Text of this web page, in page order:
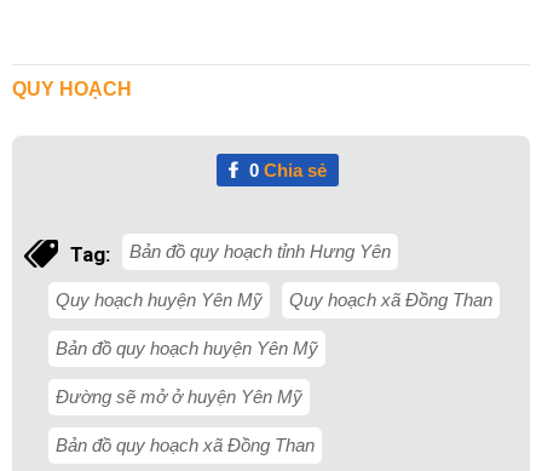
QUY HOẠCH
0Chia sẻ
Tag: Bản đồ quy hoạch tỉnh Hưng Yên
Quy hoạch huyện Yên Mỹ Quy hoạch xã Đồng Than
Bản đồ quy hoạch huyện Yên Mỹ
Đường sẽ mở ở huyện Yên Mỹ
Bản đồ quy hoạch xã Đồng Than